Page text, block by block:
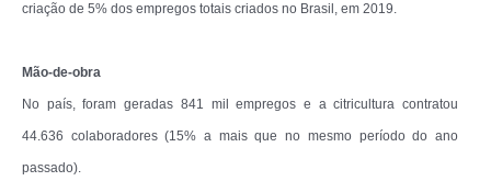
criação de 5% dos empregos totais criados no Brasil, em 2019.
Mão-de-obra
No país, foram geradas 841 mil empregos e a citricultura contratou
44.636 colaboradores (15% a mais que no mesmo período do ano
passado).